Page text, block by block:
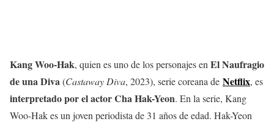
Kang Woo-Hak, quien es uno de los personajes en El Naufragio
de una Diva(Castaway Diva, 2023), serie coreana de Netflix, es
interpretado por el actor Cha Hak-Yeon. En la serie, Kang
Woo-Hak es un joven periodista de 31 años de edad. Hak-Yeon